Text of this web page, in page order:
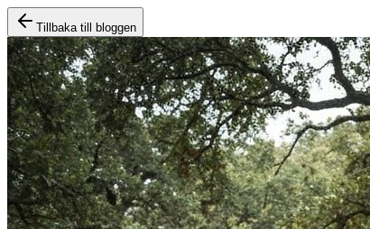
Tillbaka till bloggen